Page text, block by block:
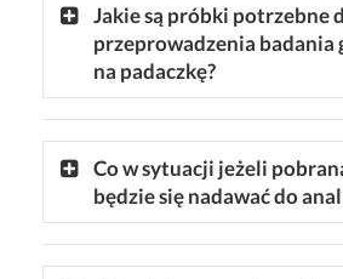
Jakie są próbki potrzebne
przeprowadzenia badania
na padaczkę?
Co w sytuacji jeżeli
będzie się nadawać do